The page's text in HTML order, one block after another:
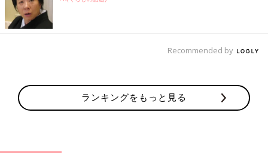
Recommended by
ランキングをもっと見る